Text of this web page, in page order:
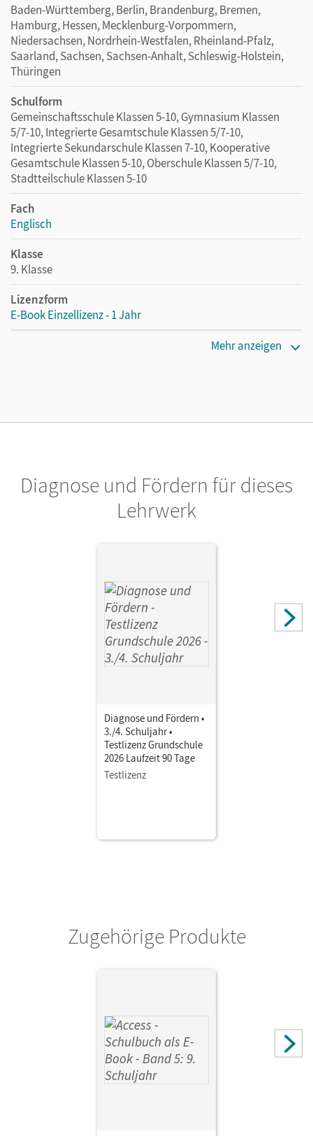
Baden-Württemberg, Berlin, Brandenburg, Bremen,
Hamburg, Hessen, Mecklenburg-Vorpommern,
Niedersachsen, Nordrhein-Westfalen, Rheinland-Pfalz,
Saarland, Sachsen, Sachsen-Anhalt, Schleswig-Holstein,
Thüringen
Schulform
Gemeinschaftsschule Klassen 5-10, Gymnasium Klassen
5/7-10, Integrierte Gesamtschule Klassen 5/7-10,
Integrierte Sekundarschule Klassen 7-10, Kooperative
Gesamtschule Klassen 5-10, Oberschule Klassen 5/7-10,
Stadtteilschule Klassen 5-10
Fach
Englisch
Klasse
9. Klasse
Lizenzform
E-Book Einzellizenz - 1 Jahr
Privatpersonen, die nur mit dem E-Book arbeiten.
Herausgeber/-in
Mehr anzeigen
Diagnose und Fördern für dieses
Lehrwerk
Diagnose und Fördern •
3./4. Schuljahr •
Testlizenz Grundschule
2026 Laufzeit 90 Tage
Testlizenz
Zugehörige Produkte